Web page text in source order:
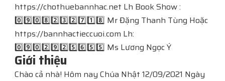
https://chothuebannhac.net​​​​ Lh Book Show :
0️⃣9️⃣0️⃣8️⃣2️⃣3️⃣2️⃣7️⃣1️⃣8️⃣ Mr Đặng Thanh Tùng Hoặc
https://bannhactieccuoi.com​​​​ Lh:
0️⃣9️⃣0️⃣2️⃣9️⃣2️⃣5️⃣6️⃣5️⃣5️⃣ Ms Lương Ngọc Ý
Giới thiệu
Chào cả nhà! Hôm nay Chúa Nhật 12/09/2021 Ngày